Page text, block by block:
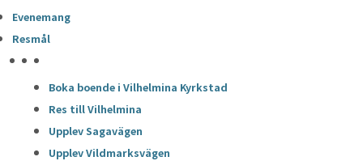
Evenemang
Resmål
Boka boende i Vilhelmina Kyrkstad
Res till Vilhelmina
Upplev Sagavägen
Upplev Vildmarksvägen